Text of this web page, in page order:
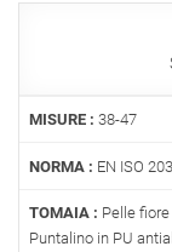
MISURE : 38-47
NORMA : EN ISO
TOMAIA : Pelle
Puntalino in PU